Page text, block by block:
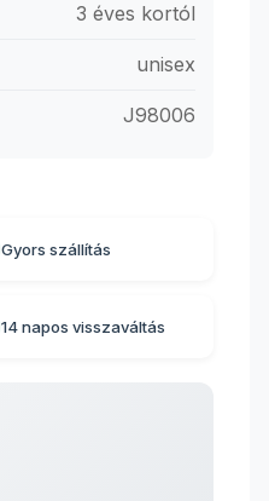
3 éves kortól
unisex
J98006
Gyors szállítás
14 napos visszaváltás